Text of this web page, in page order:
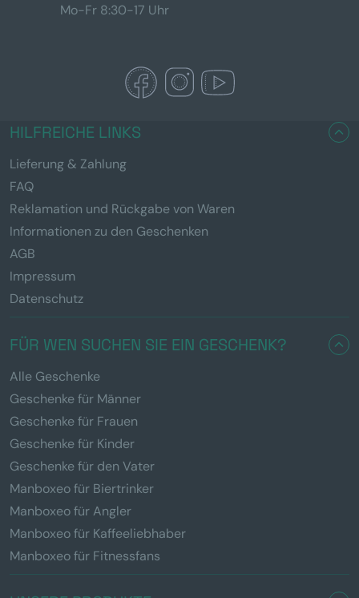
Mo-Fr 8:30-17 Uhr
HILFREICHE LINKS
Lieferung & Zahlung
FAQ
Reklamation und Rückgabe von Waren
Informationen zu den Geschenken
AGB
Impressum
Datenschutz
FÜR WEN SUCHEN SIE EIN GESCHENK?
Alle Geschenke
Geschenke für Männer
Geschenke für Frauen
Geschenke für Kinder
Geschenke für den Vater
Manboxeo für Biertrinker
Manboxeo für Angler
Manboxeo für Kaffeeliebhaber
Manboxeo für Fitnessfans